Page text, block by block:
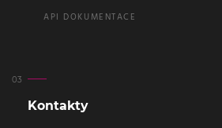
API DOKUMENTACE
Kontakty